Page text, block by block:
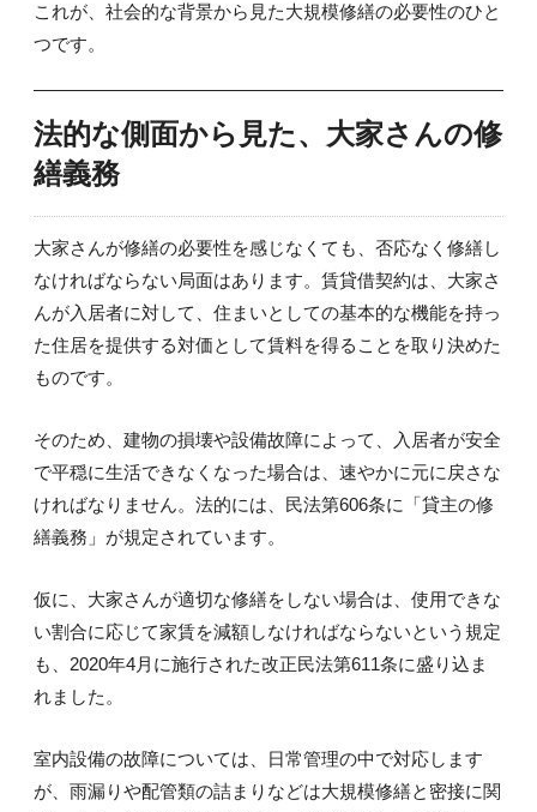
これが、社会的な背景から見た大規模修繕の必要性のひと
つです。
法的な側面から見た、大家さんの修
繕義務
大家さんが修繕の必要性を感じなくても、否応なく修繕し
なければならない局面はあります。賃貸借契約は、大家さ
んが入居者に対して、住まいとしての基本的な機能を持っ
た住居を提供する対価として賃料を得ることを取り決めた
ものです。
そのため、建物の損壊や設備故障によって、入居者が安全
で平穏に生活できなくなった場合は、速やかに元に戻さな
ければなりません。法的には、民法第606条に「貸主の修
繕義務」が規定されています。
仮に、大家さんが適切な修繕をしない場合は、使用できな
い割合に応じて家賃を減額しなければならないという規定
も、2020年4月に施行された改正民法第611条に盛り込ま
れました。
室内設備の故障については、日常管理の中で対応します
が、雨漏りや配管類の詰まりなどは大規模修繕と密接に関